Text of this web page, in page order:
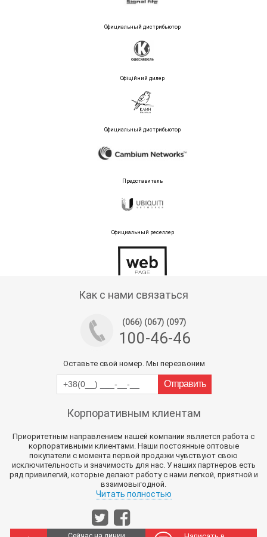
Официальный дистрибьютор
Офіційний дилер
Официальный дистрибьютор
Представитель
Официальный реселлер
Как с нами связаться
(066) (067) (097)
100-46-46
Оставьте свой номер. Мы перезвоним
Корпоративным клиентам
Приоритетным направлением нашей компании является работа с
корпоративными клиентами. Наши постоянные оптовые
покупатели с момента первой продажи чувствуют свою
исключительность и значимость для нас. У наших партнеров есть
ряд привилегий, которые делают работу с нами легкой, приятной и
взаимовыгодной.
Читать полностью